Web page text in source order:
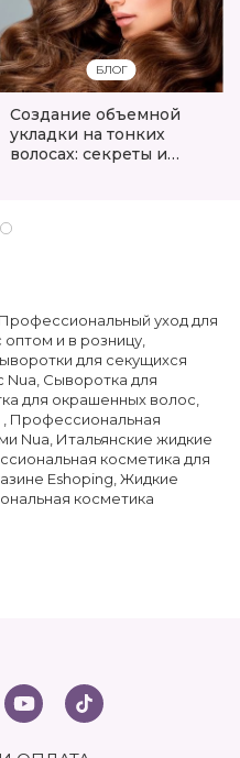
БЛОГ
Создание объемной
укладки на тонких
волосах: секреты и
Профессиональный уход для
и в розницу,
для секущихся
Nua, Сыворотка для
для окрашенных волос,
, Профессиональная
Nua, Итальянские жидкие
косметика для
Eshoping,Жидкие
косметика